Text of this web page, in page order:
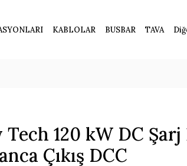
KABLOLAR BUSBAR TAVA
Tech 120 kW DC
Çıkış DCC